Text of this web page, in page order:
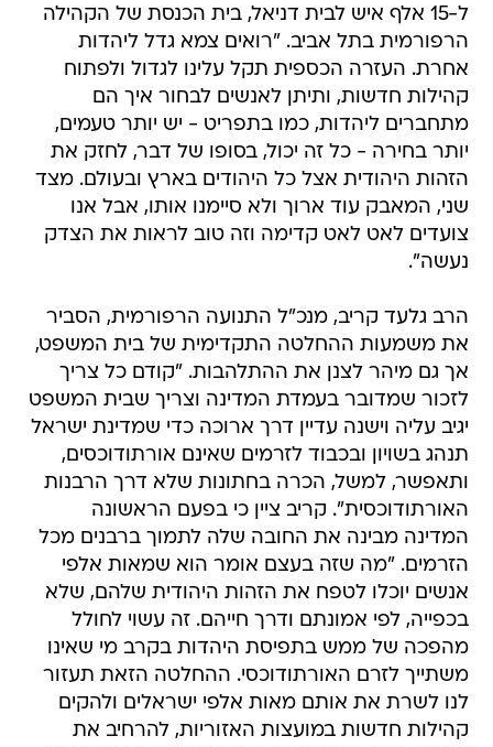
ל-15 אלף איש לבית דניאל, בית הכנסת של הקהילה
הרפורמית בתל אביב. "רואים צמא גדל ליהדות
אחרת. העזרה הכספית תקל עלינו לגדול ולפתוח
קהילות חדשות, ותיתן לאנשים לבחור איך הם
מתחברים ליהדות, כמו בתפריט - יש יותר טעמים,
יותר בחירה - כל זה יכול, בסופו של דבר, לחזק את
הזהות היהודית אצל כל היהודים בארץ ובעולם. מצד
שני, המאבק עוד ארוך ולא סיימנו אותו, אבל אנו
צועדים לאט לאט קדימה וזה טוב לראות את הצדק
נעשה".
הרב גלעד קריב, מנכ"ל התנועה הרפורמית, הסביר
את משמעות ההחלטה התקדימית של בית המשפט,
אך גם מיהר לצנן את ההתלהבות. "קודם כל צריך
לזכור שמדובר בעמדת המדינה וצריך שבית המשפט
יגיב עליה וישנה עדיין דרך ארוכה כדי שמדינת ישראל
תנהג בשויון ובכבוד לזרמים שאינם אורתודוכסים,
ותאפשר, למשל, הכרה בחתונות שלא דרך הרבנות
האורתודוכסית". קריב ציין כי בפעם הראשונה
המדינה מבינה את החובה שלה לתמוך ברבנים מכל
הזרמים. "מה שזה בעצם אומר הוא שמאות אלפי
אנשים יוכלו לטפח את הזהות היהודית שלהם, שלא
בכפייה, לפי אמונתם ודרך חייהם. זה עשוי לחולל
מהפכה של ממש בתפיסת היהדות בקרב מי שאינו
משתייך לזרם האורתודוכסי. ההחלטה הזאת תעזור
לנו לשרת את אותם מאות אלפי ישראלים ולהקים
קהילות חדשות במועצות האזוריות, להרחיב את